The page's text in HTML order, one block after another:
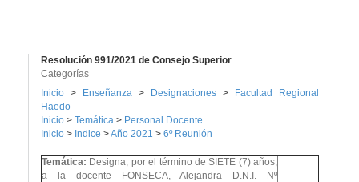
Resolución 991/2021 de Consejo Superior
Categorías
Inicio > Enseñanza > Designaciones >
Facultad Regional
Haedo
Inicio > Temática > Personal Docente
Inicio > Indice >Año 2021 > 6º Reunión
Temática: Designa, por el término de SIETE (7) años,
a la docente FONSECA, Alejandra D.N.I. Nº